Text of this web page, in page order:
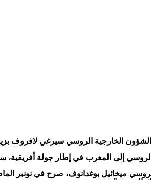
الخارجية الروسي سيرغي لافروف
الروسي إلى المغرب في إطار جولة أفريقية،